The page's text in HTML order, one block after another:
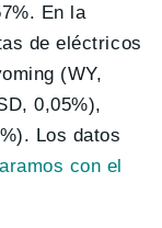
En la
de eléctricos
(WY,
0,05%),
Los datos
con el